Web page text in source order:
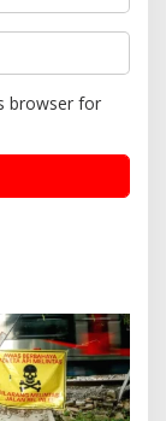
browser for